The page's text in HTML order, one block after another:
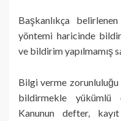
Başkanlıkça
yöntemi haricinde
ve bildirim yapılmamış
Bilgi verme
bildirmekle yükümlü
Kanunun defter,